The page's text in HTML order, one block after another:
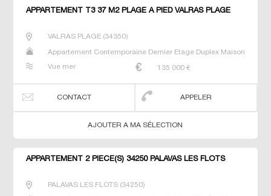
APPARTEMENT T3 37 M2 PLAGE À PIED VALRAS PLAGE
VALRAS PLAGE(34350)
Appartement Contemporaine Dernier Etage Duplex Maison
Vue mer
135 000 €
CONTACT APPELER
AJOUTER A MA SÉLECTION
APPARTEMENT 2 PIÈCE(S) 34250 PALAVAS LES FLOTS
PALAVAS LES FLOTS(34250)